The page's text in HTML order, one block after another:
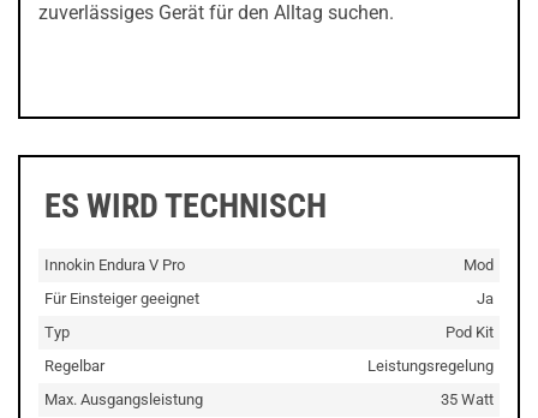
zuverlässiges Gerät für den Alltag suchen.
ES WIRD TECHNISCH
Innokin Endura V Pro
Mod
Für Einsteiger geeignet
Ja
Typ
Pod Kit
Regelbar
Leistungsregelung
Max. Ausgangsleistung
35 Watt